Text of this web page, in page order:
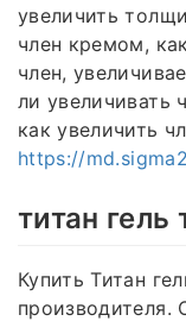
увеличить
член кремом,
член,
ли увеличивать
как увеличить
https://
титан гель
Купить Титан
производителя.